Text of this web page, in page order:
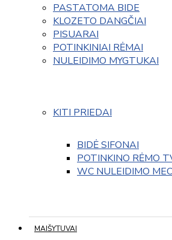
PASTATOMA BIDE
KLOZETO DANGČIAI
PISUARAI
POTINKINIAI RĖMAI
NULEIDIMO MYGTUKAI
KITI PRIEDAI
BIDĖ SIFONAI
POTINKINO RĖMO
WC NULEIDIMO
MAIŠYTUVAI